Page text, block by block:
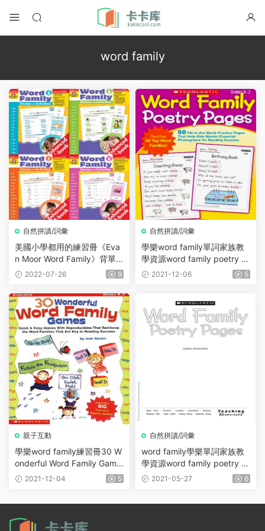
word family
自然拼讀/詞彙
美國小學都用的練習冊《Eva
n Moor Word Family》背單
詞 包含500個常用單詞
2022-07-26 9
自然拼讀/詞彙
學樂word family單詞家族教
學資源word family poetry p
ages 高清PDF源文件下載
2021-12-06 5
親子互動
學樂word family練習冊30 W
onderful Word Family Game
s高清PDF
2021-12-04 5
自然拼讀/詞彙
word family學樂單詞家族教
學資源word family poetry p
ages 高清PDF
2021-05-27 6